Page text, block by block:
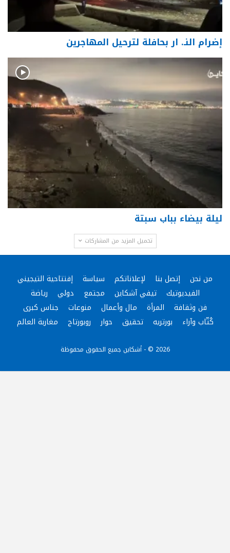
إضرام النـ. ار بحافلة لترحيل المهاجرين
ليلة بيضاء بباب سبتة
تحميل المزيد من المشاركات
من نحن إتصل بنا لإعلاناتكم سياسة
إفتتاحية التيجيني
الفيديوتيك
تيفي آشكاين مجتمع دولي
رياضة
فن وثقافة
المرأة مال وأعمال منوعات
جناس كبرى
كُتّاب وآراء
بورتريه تحقيق حوار روبورتاج مغاربة العالم
2026 © - أشكاين جميع الحقوق محفوظة